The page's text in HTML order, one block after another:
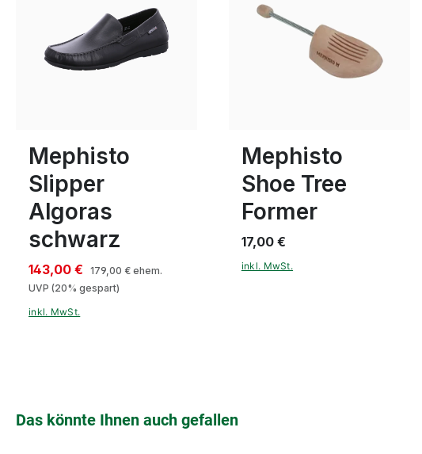
Mephisto
Slipper
Algoras
schwarz
143,00 € 179,00 € ehem.
UVP (20% gespart)
inkl. MwSt.
Mephisto
Shoe Tree
Former
17,00 €
inkl. MwSt.
Produktgalerie überspringen
Das könnte Ihnen auch gefallen